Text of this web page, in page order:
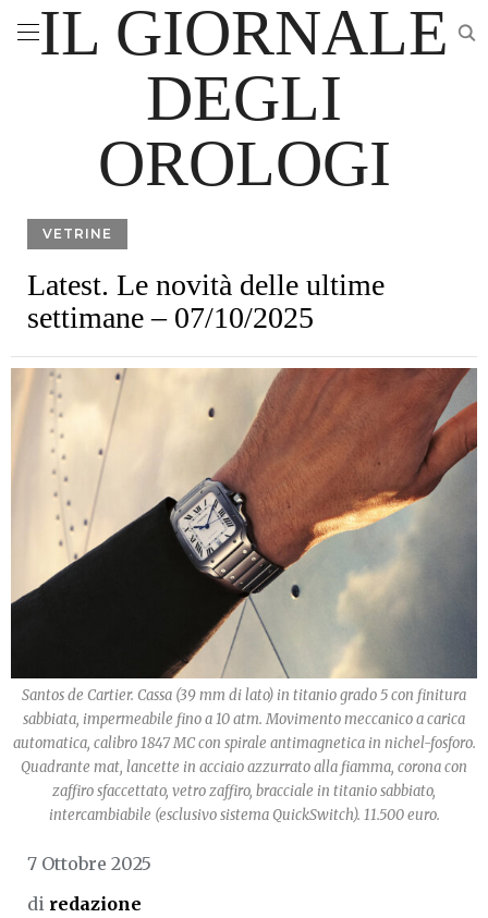
IL GIORNALE
DEGLI
OROLOGI
VETRINE
Latest. Le novità delle ultime
settimane – 07/10/2025
Santos de Cartier. Cassa (39 mm di lato) in titanio grado 5 con finitura
sabbiata, impermeabile fino a 10 atm. Movimento meccanico a carica
automatica, calibro 1847 MC con spirale antimagnetica in nichel-fosforo.
Quadrante mat, lancette in acciaio azzurrato alla fiamma, corona con
zaffiro sfaccettato, vetro zaffiro, bracciale in titanio sabbiato,
intercambiabile (esclusivo sistema QuickSwitch). 11.500 euro.
7 Ottobre 2025
di redazione